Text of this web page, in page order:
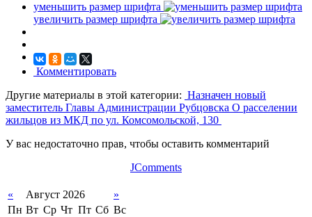
уменьшить размер шрифта
увеличить размер шрифта
Комментировать
Другие материалы в этой категории: Назначен новый
заместитель Главы Администрации Рубцовска О расселении
жильцов из МКД по ул. Комсомольской, 130
У вас недостаточно прав, чтобы оставить комментарий
JComments
« Август 2026
»
Пн Вт Ср Чт Пт Сб Вс